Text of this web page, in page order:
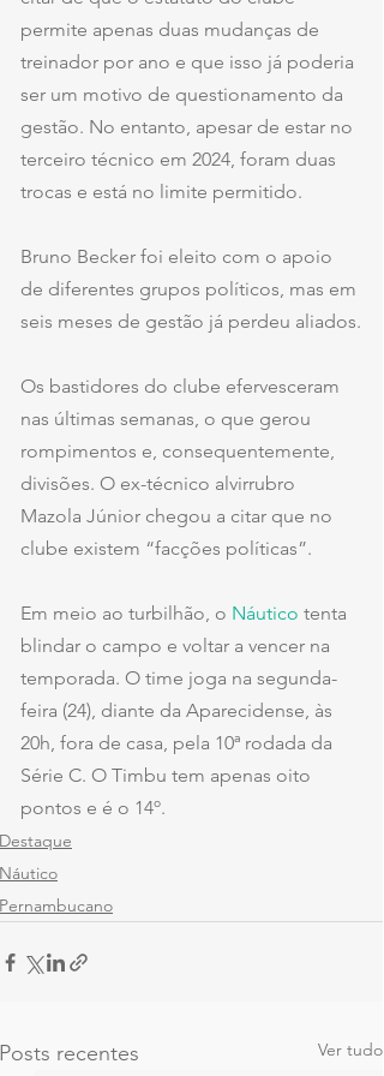
permite apenas duas mudanças de
treinador por ano e que isso já poderia
ser um motivo de questionamento da
gestão. No entanto, apesar de estar no
terceiro técnico em 2024, foram duas
trocas e está no limite permitido.
Bruno Becker foi eleito com o apoio
de diferentes grupos políticos, mas em
seis meses de gestão já perdeu aliados.
Os bastidores do clube efervesceram
nas últimas semanas, o que gerou
rompimentos e, consequentemente,
divisões. O ex-técnico alvirrubro
Mazola Júnior chegou a citar que no
clube existem “facções políticas”.
Em meio ao turbilhão, o Náutico tenta
blindar o campo e voltar a vencer na
temporada. O time joga na segunda-
feira (24), diante da Aparecidense, às
20h, fora de casa, pela 10ª rodada da
Série C. O Timbu tem apenas oito
pontos e é o 14º.
Destaque
Náutico
Pernambucano
Posts recentes Ver tudo